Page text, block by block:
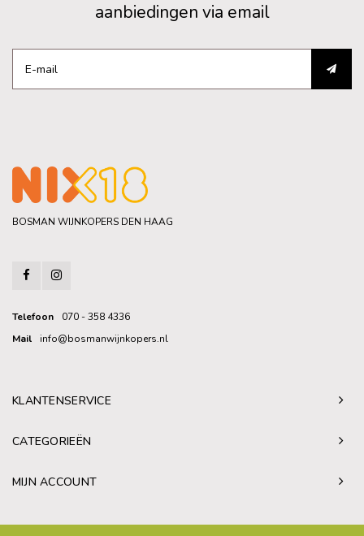
aanbiedingen via email
BOSMAN WIJNKOPERS DEN HAAG
Telefoon
070 - 358 4336
Mail
info@bosmanwijnkopers.nl
KLANTENSERVICE
CATEGORIEËN
MIJN ACCOUNT